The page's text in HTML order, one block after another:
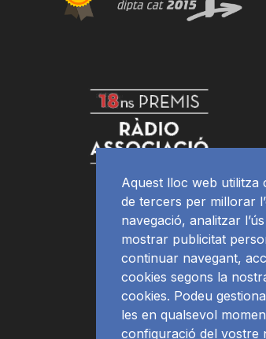
Aquest lloc web utilitza
de tercers per millorar
navegació, analitzar
mostrar publicitat
continuar navegant,
cookies segons la
cookies. Podeu
les en qualsevol
configuració del vostre